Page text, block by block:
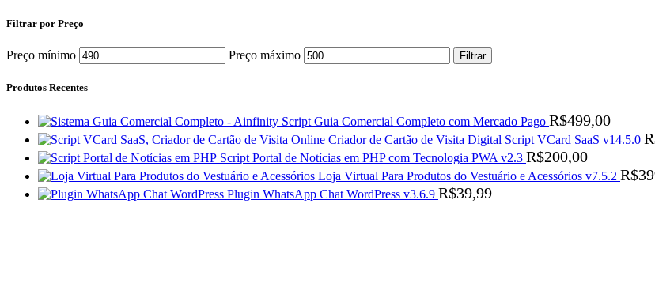
Filtrar por Preço
Preço mínimo Preço máximo Filtrar
Produtos Recentes
Script Guia Comercial Completo com Mercado Pago R$499,00
Criador de Cartão de Visita Digital Script VCard SaaS v14.5.0
Script Portal de Notícias em PHP com Tecnologia PWA v2.3 R$200,00
Loja Virtual Para Produtos do Vestuário e Acessórios v7.5.2 R$
Plugin WhatsApp Chat WordPress v3.6.9 R$39,99